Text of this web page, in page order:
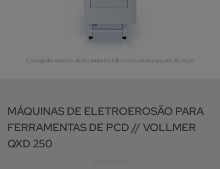
Carregador externo de ferramentas HR de dois níveis para até 30 peças
MÁQUINAS DE ELETROEROSÃO PARA
FERRAMENTAS DE PCD // VOLLMER
QXD 250